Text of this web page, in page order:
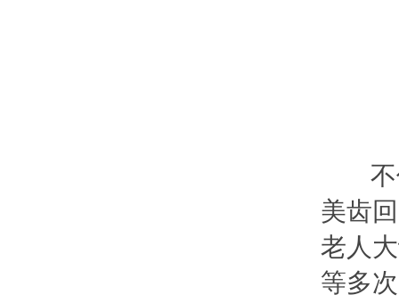
不仅
美齿
老人
等多